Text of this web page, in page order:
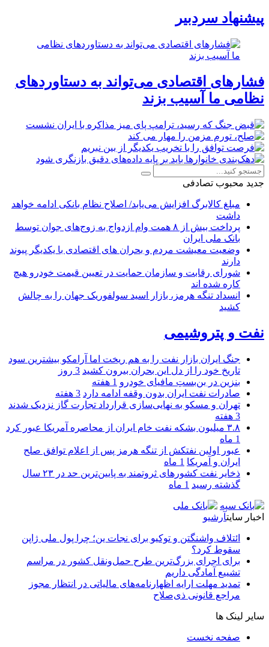
پیشنهاد سردبیر
فشارهای اقتصادی می‌تواند به دستاوردهای
نظامی ما آسیب بزند
جدید محبوب تصادفی
مبلغ کالابرگ افزایش می‌یابد/ اصلاح نظام بانکی ادامه خواهد
داشت
پرداخت بیش از ۸ همت وام ازدواج به زوج‌های جوان توسط
بانک ملی ایران
وضعیت معیشت مردم و بحران های اقتصادی با یکدیگر پیوند
دارند
شورای رقابت و سازمان حمایت در تعیین قیمت خودرو هیچ
کاره شده اند
انسداد تنگه هرمز، بازار اسید سولفوریک جهان را به چالش
کشید
نفت و پتروشیمی
جنگ ایران بازار نفت را به هم ریخت اما آرامکو بیشترین سود
تاریخ خود را از دل این بحران بیرون کشید 3 روز
بنزین در بن‌بستِ مافیای خودرو 1 هفته
صادرات نفت ایران بدون وقفه ادامه دارد 3 هفته
تهران و مسکو به نهایی‌سازی قرارداد تجارت گاز نزدیک شدند
3 هفته
۳.۸ میلیون بشکه نفت خام ایران از محاصره آمریکا عبور کرد
1 ماه
عبور اولین نفتکش از تنگه هرمز پس از اعلام توافق صلح
ایران و آمریکا 1 ماه
ذخایر نفت کشورهای ثروتمند به پایین‌ترین حد در ۲۳ سال
گذشته رسید 1 ماه
اخبار سایتآرشیو
ائتلاف واشنگتن و توکیو برای نجات ین؛ چرا پول ملی ژاپن
سقوط کرد؟
برای اجرای بزرگ‌ترین طرح حمل‌ونقل کشور در مراسم
تشییع آمادگی داریم
تمدید مهلت ارایه اظهارنامه‌های مالیاتی در انتظار مجوز
مراجع قانونی ذی‌‏صلاح
سایر لینک ها
صفحه نخست